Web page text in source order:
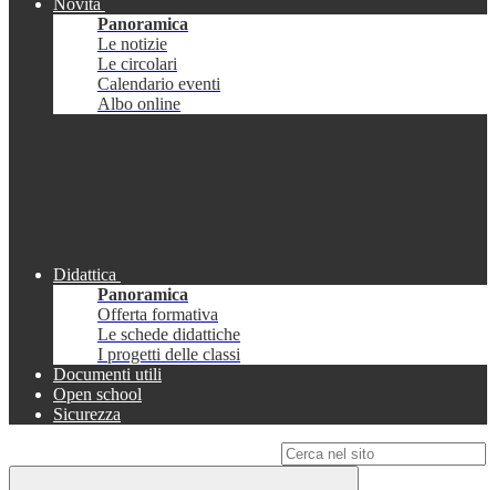
Novità
Panoramica
Le notizie
Le circolari
Calendario eventi
Albo online
Didattica
Panoramica
Offerta formativa
Le schede didattiche
I progetti delle classi
Documenti utili
Open school
Sicurezza